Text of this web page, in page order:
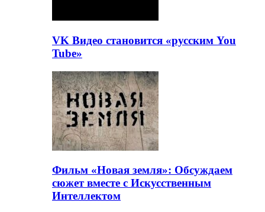
VK Видео становится «русским You
Tube»
Фильм «Новая земля»: Обсуждаем
сюжет вместе с Искусственным
Интеллектом